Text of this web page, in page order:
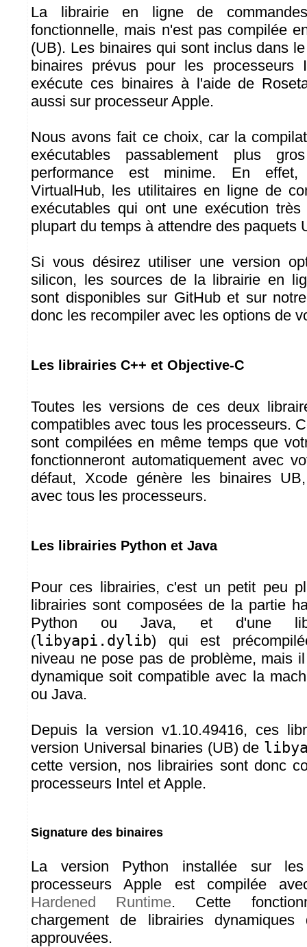
La librairie en ligne de
fonctionnelle, mais n'est pas compilée
(UB). Les binaires qui sont inclus dans
binaires prévus pour les processeurs
exécute ces binaires à l'aide de
aussi sur processeur Apple.
Nous avons fait ce choix, car la
exécutables passablement plus
performance est minime. En effet,
VirtualHub, les utilitaires en ligne de
exécutables qui ont une exécution
plupart du temps à attendre des paquets
Si vous désirez utiliser une version
silicon, les sources de la librairie en
sont disponibles sur GitHub et sur
donc les recompiler avec les options de
Les librairies C++ et Objective-C
Toutes les versions de ces deux
compatibles avec tous les processeurs.
sont compilées en même temps que
fonctionneront automatiquement avec
défaut, Xcode génère les binaires
avec tous les processeurs.
Les librairies Python et Java
Pour ces librairies, c'est un petit peu
librairies sont composées de la partie
Python ou Java, et d'une
(libyapi.dylib) qui est
niveau ne pose pas de problème, mais
dynamique soit compatible avec la
ou Java.
Depuis la version v1.10.49416, ces
version Universal binaries (UB) de
cette version, nos librairies sont donc
processeurs Intel et Apple.
Signature des binaires
La version Python installée sur
processeurs Apple est compilée
Hardened Runtime. Cette
chargement de librairies
approuvées.